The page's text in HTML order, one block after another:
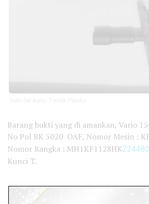
Barang bukti yang di amankan, Vario
No Pol BK 5020 OAF, Nomor Mesin :
Nomor Rangka : MH1KF1128HK224480
Kunci T.